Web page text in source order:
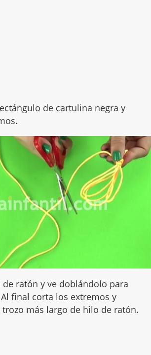
de cartulina negra y
ratón y ve doblándolo para
final corta los extremos y
más largo de hilo de ratón.